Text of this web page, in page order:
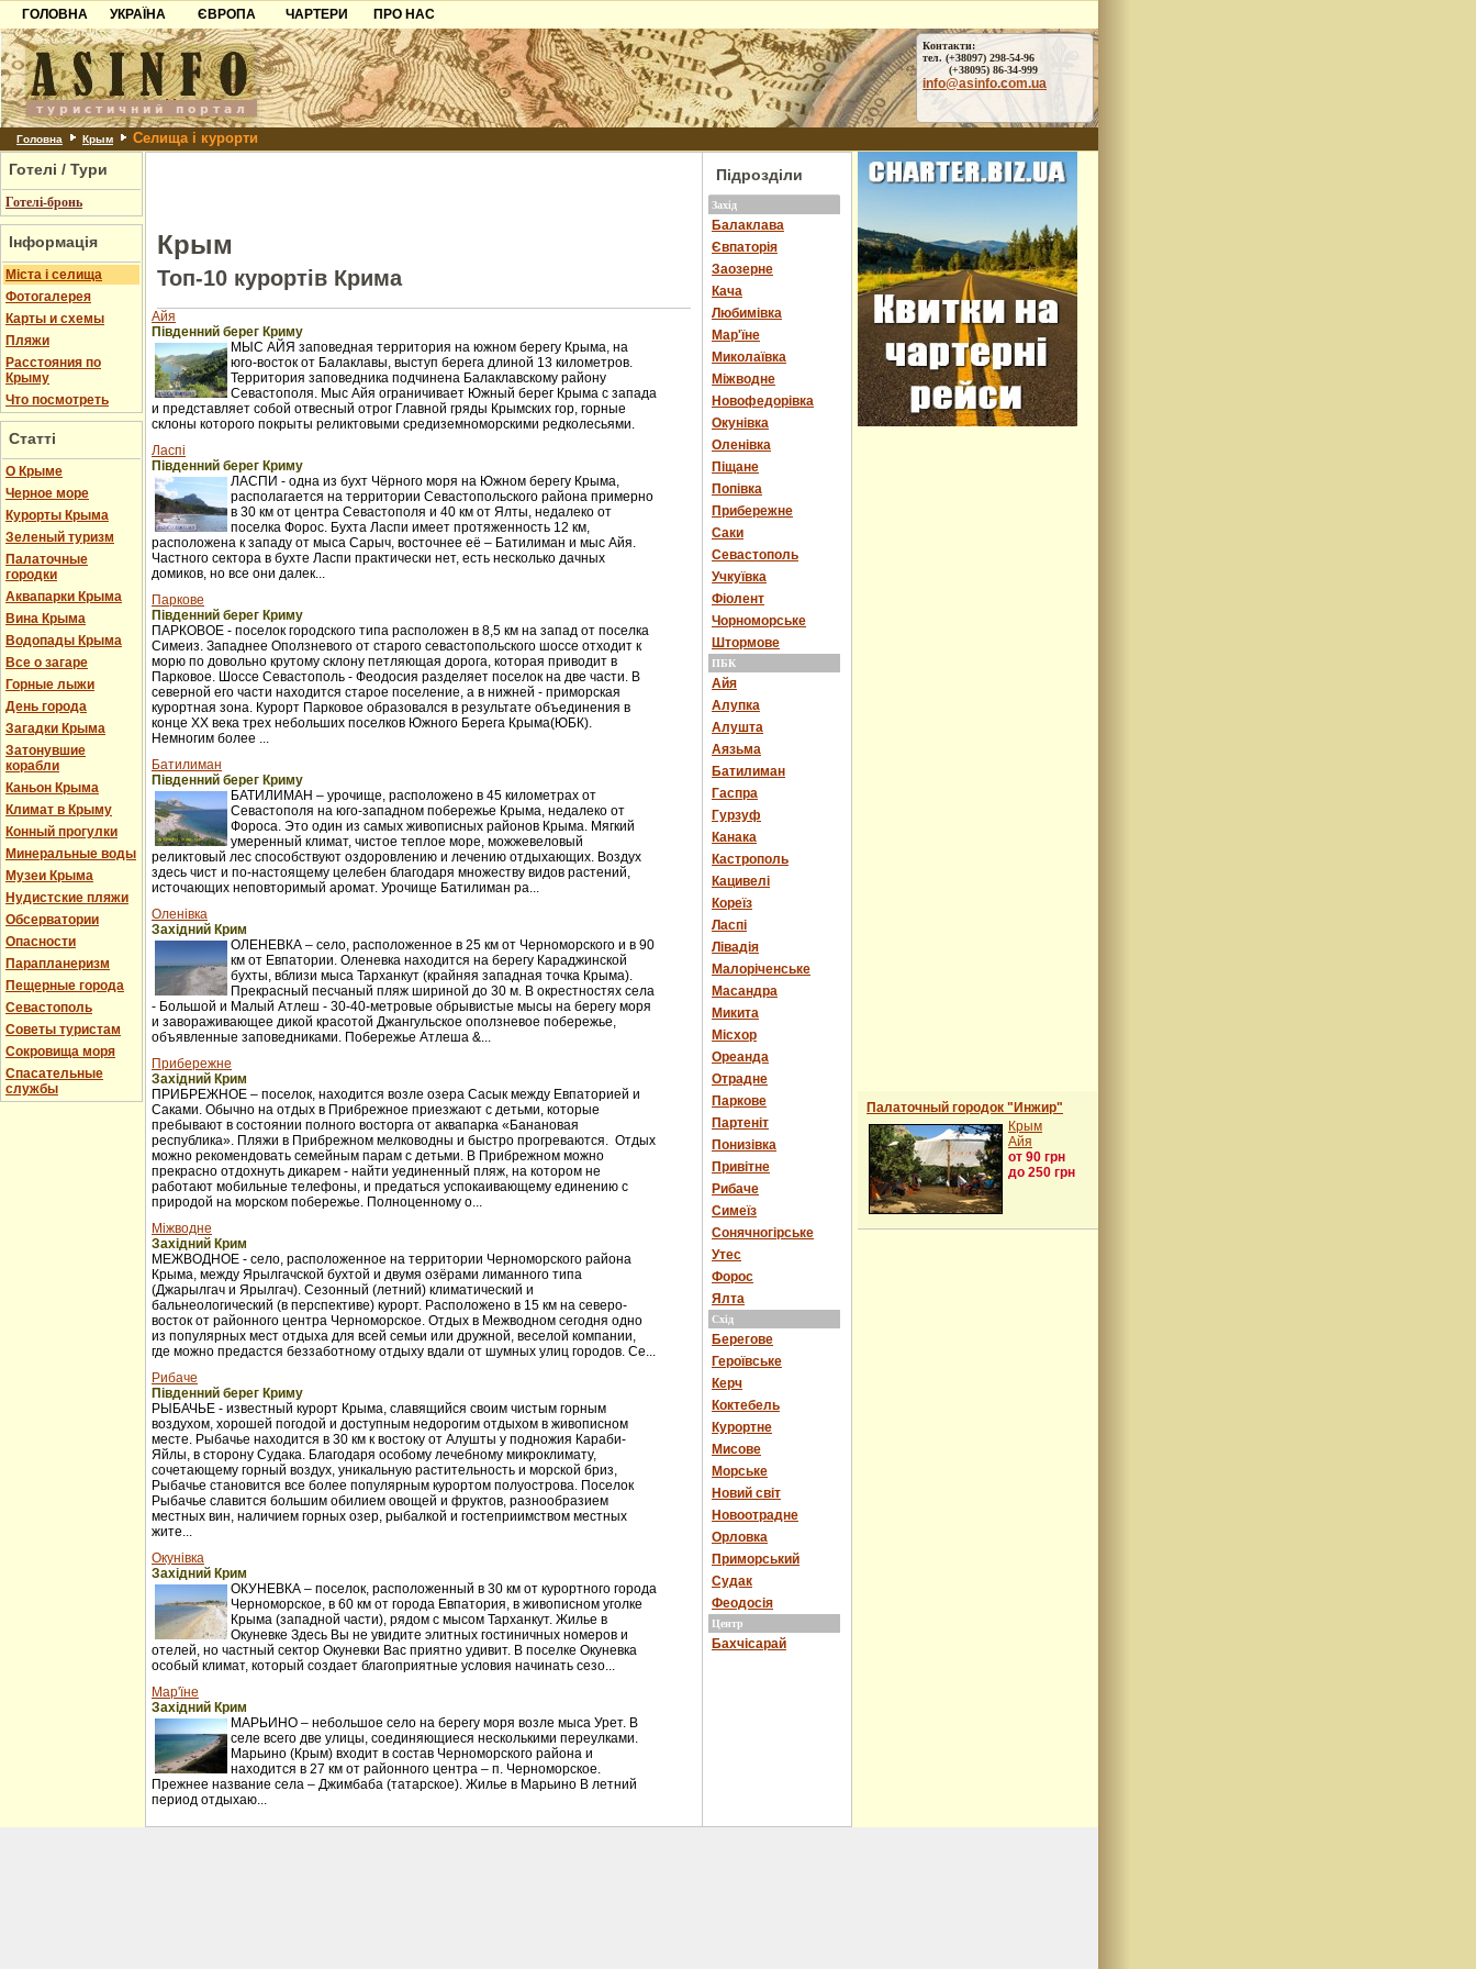
ГОЛОВНА
УКРАЇНА
Карпати
Азов
Причорноморря
Шацьк
ЄВРОПА
Чорногорія
Хорватія
Болгарія
Албанія
ЧАРТЕРИ
ПРО НАС
Контакти
Партнерам
Додати готель
Контакти:
тел. (+38097) 298-54-96
(+38095) 86-34-999
info@asinfo.com.ua
Головна Крым Селища і курорти
Готелі / Тури
Готелі-бронь
Інформація
Міста і селища
Фотогалерея
Карты и схемы
Пляжи
Расстояния по
Крыму
Что посмотреть
Статті
О Крыме
Черное море
Курорты Крыма
Зеленый туризм
Палаточные
городки
Аквапарки Крыма
Вина Крыма
Водопады Крыма
Все о загаре
Горные лыжи
День города
Загадки Крыма
Затонувшие
корабли
Каньон Крыма
Климат в Крыму
Конный прогулки
Минеральные воды
Музеи Крыма
Нудистские пляжи
Обсерватории
Опасности
Парапланеризм
Пещерные города
Севастополь
Советы туристам
Сокровища моря
Спасательные
службы
Крым
Топ-10 курортів Крима
Айя
Південний берег Криму
МЫС АЙЯ заповедная территория на южном берегу Крыма, на
юго-восток от Балаклавы, выступ берега длиной 13 километров.
Территория заповедника подчинена Балаклавскому району
Севастополя. Мыс Айя ограничивает Южный берег Крыма с запада
и представляет собой отвесный отрог Главной гряды Крымских гор, горные
склоны которого покрыты реликтовыми средиземноморскими редколесьями.
Ласпі
Південний берег Криму
ЛАСПИ - одна из бухт Чёрного моря на Южном берегу Крыма,
располагается на территории Севастопольского района примерно
в 30 км от центра Севастополя и 40 км от Ялты, недалеко от
поселка Форос. Бухта Ласпи имеет протяженность 12 км,
расположена к западу от мыса Сарыч, восточнее её – Батилиман и мыс Айя.
Частного сектора в бухте Ласпи практически нет, есть несколько дачных
домиков, но все они далек...
Паркове
Південний берег Криму
ПАРКОВОЕ - поселок городского типа расположен в 8,5 км на запад от поселка
Симеиз. Западнее Оползневого от старого севастопольского шоссе отходит к
морю по довольно крутому склону петляющая дорога, которая приводит в
Парковое. Шоссе Севастополь - Феодосия разделяет поселок на две части. В
северной его части находится старое поселение, а в нижней - приморская
курортная зона. Курорт Парковое образовался в результате объединения в
конце XX века трех небольших поселков Южного Берега Крыма(ЮБК).
Немногим более ...
Батилиман
Південний берег Криму
БАТИЛИМАН – урочище, расположено в 45 километрах от
Севастополя на юго-западном побережье Крыма, недалеко от
Фороса. Это один из самых живописных районов Крыма. Мягкий
умеренный климат, чистое теплое море, можжевеловый
реликтовый лес способствуют оздоровлению и лечению отдыхающих. Воздух
здесь чист и по-настоящему целебен благодаря множеству видов растений,
источающих неповторимый аромат. Урочище Батилиман ра...
Оленівка
Західний Крим
ОЛЕНЕВКА – село, расположенное в 25 км от Черноморского и в 90
км от Евпатории. Оленевка находится на берегу Караджинской
бухты, вблизи мыса Тарханкут (крайняя западная точка Крыма).
Прекрасный песчаный пляж шириной до 30 м. В окрестностях села
- Большой и Малый Атлеш - 30-40-метровые обрывистые мысы на берегу моря
и завораживающее дикой красотой Джангульское оползневое побережье,
объявленные заповедниками. Побережье Атлеша &...
Прибережне
Західний Крим
ПРИБРЕЖНОЕ – поселок, находится возле озера Сасык между Евпаторией и
Саками. Обычно на отдых в Прибрежное приезжают с детьми, которые
пребывают в состоянии полного восторга от аквапарка «Банановая
республика». Пляжи в Прибрежном мелководны и быстро прогреваются. Отдых
можно рекомендовать семейным парам с детьми. В Прибрежном можно
прекрасно отдохнуть дикарем - найти уединенный пляж, на котором не
работают мобильные телефоны, и предаться успокаивающему единению с
природой на морском побережье. Полноценному о...
Міжводне
Західний Крим
МЕЖВОДНОЕ - село, расположенное на территории Черноморского района
Крыма, между Ярылгачской бухтой и двумя озёрами лиманного типа
(Джарылгач и Ярылгач). Сезонный (летний) климатический и
бальнеологический (в перспективе) курорт. Расположено в 15 км на северо-
восток от районного центра Черноморское. Отдых в Межводном сегодня одно
из популярных мест отдыха для всей семьи или дружной, веселой компании,
где можно предастся беззаботному отдыху вдали от шумных улиц городов. Се...
Рибаче
Південний берег Криму
РЫБАЧЬЕ - известный курорт Крыма, славящийся своим чистым горным
воздухом, хорошей погодой и доступным недорогим отдыхом в живописном
месте. Рыбачье находится в 30 км к востоку от Алушты у подножия Караби-
Яйлы, в сторону Судака. Благодаря особому лечебному микроклимату,
сочетающему горный воздух, уникальную растительность и морской бриз,
Рыбачье становится все более популярным курортом полуострова. Поселок
Рыбачье славится большим обилием овощей и фруктов, разнообразием
местных вин, наличием горных озер, рыбалкой и гостеприимством местных
жите...
Окунівка
Західний Крим
ОКУНЕВКА – поселок, расположенный в 30 км от курортного города
Черноморское, в 60 км от города Евпатория, в живописном уголке
Крыма (западной части), рядом с мысом Тарханкут. Жилье в
Окуневке Здесь Вы не увидите элитных гостиничных номеров и
отелей, но частный сектор Окуневки Вас приятно удивит. В поселке Окуневка
особый климат, который создает благоприятные условия начинать сезо...
Мар'їне
Західний Крим
МАРЬИНО – небольшое село на берегу моря возле мыса Урет. В
селе всего две улицы, соединяющиеся несколькими переулками.
Марьино (Крым) входит в состав Черноморского района и
находится в 27 км от районного центра – п. Черноморское.
Прежнее название села – Джимбаба (татарское). Жилье в Марьино В летний
период отдыхаю...
Підрозділи
Захід
Балаклава
Євпаторія
Заозерне
Кача
Любимівка
Мар'їне
Миколаївка
Міжводне
Новофедорівка
Окунівка
Оленівка
Піщане
Попівка
Прибережне
Саки
Севастополь
Учкуївка
Фіолент
Чорноморське
Штормове
ПБК
Айя
Алупка
Алушта
Аязьма
Батилиман
Гаспра
Гурзуф
Канака
Кастрополь
Кацивелі
Кореїз
Ласпі
Лівадія
Малоріченське
Масандра
Микита
Місхор
Ореанда
Отрадне
Паркове
Партеніт
Понизівка
Привітне
Рибаче
Симеїз
Сонячногірське
Утес
Форос
Ялта
Схід
Берегове
Героївське
Керч
Коктебель
Курортне
Мисове
Морське
Новий світ
Новоотрадне
Орловка
Приморський
Судак
Феодосія
Центр
Бахчісарай
Палаточный городок "Инжир"
Крым
Айя
от 90 грн
до 250 грн